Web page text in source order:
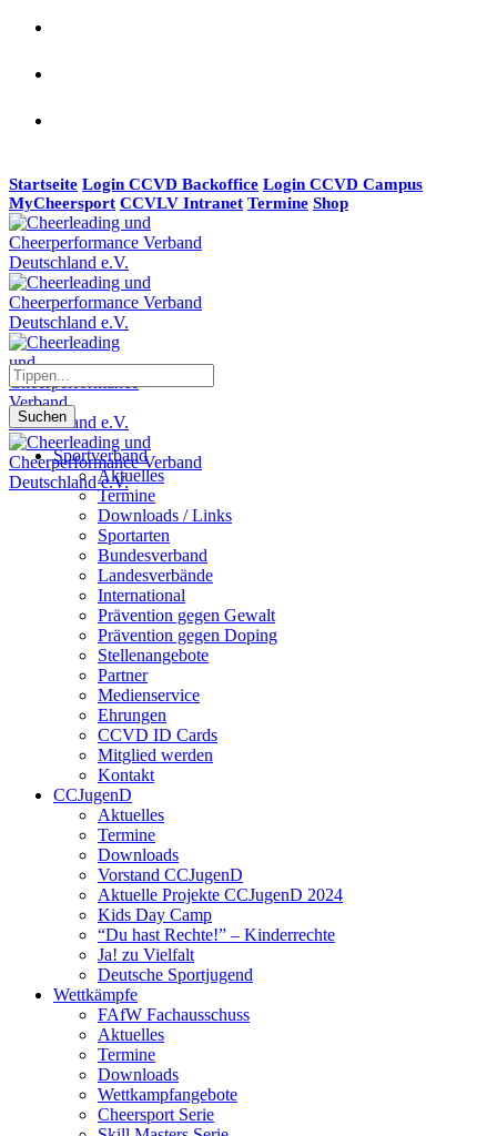
Startseite Login CCVD Backoffice Login CCVD Campus
MyCheersport CCVLV Intranet Termine Shop
Suchen
Sportverband
Aktuelles
Termine
Downloads / Links
Sportarten
Bundesverband
Landesverbände
International
Prävention gegen Gewalt
Prävention gegen Doping
Stellenangebote
Partner
Medienservice
Ehrungen
CCVD ID Cards
Mitglied werden
Kontakt
CCJugenD
Aktuelles
Termine
Downloads
Vorstand CCJugenD
Aktuelle Projekte CCJugenD 2024
Kids Day Camp
“Du hast Rechte!” – Kinderrechte
Ja! zu Vielfalt
Deutsche Sportjugend
Wettkämpfe
FAfW Fachausschuss
Aktuelles
Termine
Downloads
Wettkampfangebote
Cheersport Serie